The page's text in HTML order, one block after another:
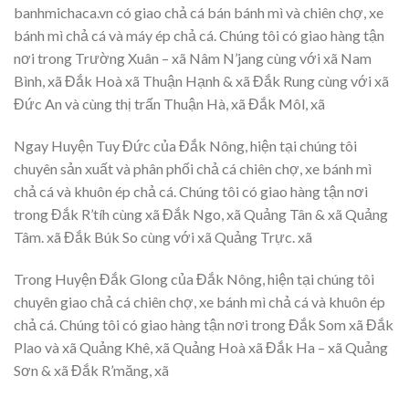
banhmichaca.vn có giao chả cá bán bánh mì và chiên chợ, xe
bánh mì chả cá và máy ép chả cá. Chúng tôi có giao hàng tận
nơi trong Trường Xuân – xã Nâm N’jang cùng với xã Nam
Bình, xã Đắk Hoà xã Thuận Hạnh & xã Đắk Rung cùng với xã
Đức An và cùng thị trấn Thuận Hà, xã Đắk Môl, xã
Ngay Huyện Tuy Đức của Đắk Nông, hiện tại chúng tôi
chuyên sản xuất và phân phối chả cá chiên chợ, xe bánh mì
chả cá và khuôn ép chả cá. Chúng tôi có giao hàng tận nơi
trong Đắk R’tíh cùng xã Đắk Ngo, xã Quảng Tân & xã Quảng
Tâm. xã Đắk Búk So cùng với xã Quảng Trực. xã
Trong Huyện Đắk Glong của Đắk Nông, hiện tại chúng tôi
chuyên giao chả cá chiên chợ, xe bánh mì chả cá và khuôn ép
chả cá. Chúng tôi có giao hàng tận nơi trong Đắk Som xã Đắk
Plao và xã Quảng Khê, xã Quảng Hoà xã Đắk Ha – xã Quảng
Sơn & xã Đắk R’măng, xã